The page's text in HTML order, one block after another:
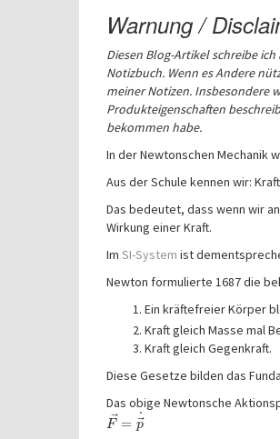
Warnung /
Diesen Blog-Artikel schreibe
Notizbuch. Wenn es Andere
meiner Notizen. Insbesondere
Produkteigenschaften
bekommen habe.
In der Newtonschen Mechanik
Aus der Schule kennen wir:
Das bedeutet, dass wenn wir
Wirkung einer Kraft.
Im SI-System ist
Newton formulierte 1687 die
Ein kräftefreier Körper
Kraft gleich Masse mal
Kraft gleich Gegenkraft.
Diese Gesetze bilden das
Das obige Newtonsche
F ⃗ = p⃗
˙